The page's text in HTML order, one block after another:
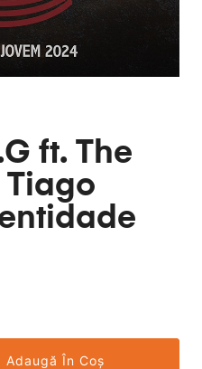
ft. The
Tiago
Adaugă În Coș